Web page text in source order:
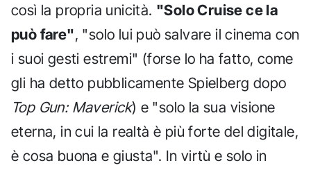
così la propria unicità. "Solo Cruise ce la
può fare", "solo lui può salvare il cinema con
i suoi gesti estremi" (forse lo ha fatto, come
gli ha detto pubblicamente Spielberg dopo
Top Gun: Maverick) e "solo la sua visione
eterna, in cui la realtà è più forte del digitale,
è cosa buona e giusta". In virtù e solo in